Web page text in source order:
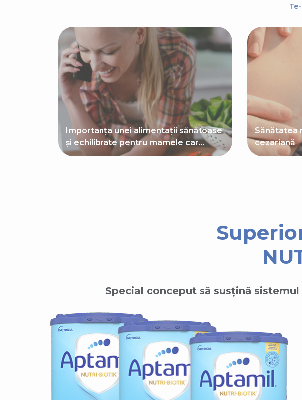
Importanța unei alimentații sănătoase
și echilibrate pentru mamele car...
Sănătatea
cezariană
Special conceput să susțină